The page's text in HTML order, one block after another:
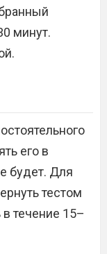
минут.
его в
будет. Для
тестом
течение 15–